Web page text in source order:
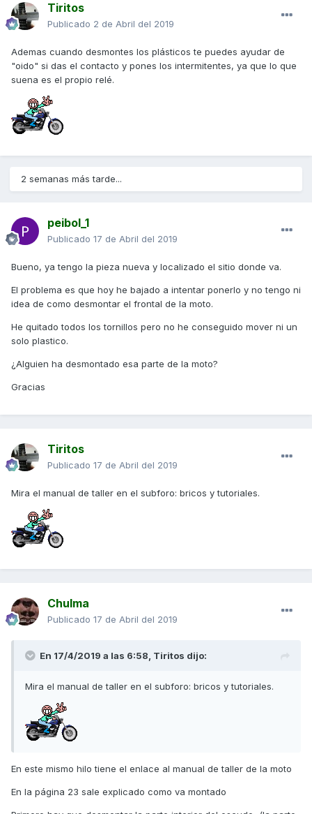
Tiritos
Publicado 2 de Abril del 2019
Ademas cuando desmontes los plásticos te puedes ayudar de
"oido" si das el contacto y pones los intermitentes, ya que lo que
suena es el propio relé.
2 semanas más tarde...
peibol_1
Publicado 17 de Abril del 2019
Bueno, ya tengo la pieza nueva y localizado el sitio donde va.
El problema es que hoy he bajado a intentar ponerlo y no tengo ni
idea de como desmontar el frontal de la moto.
He quitado todos los tornillos pero no he conseguido mover ni un
solo plastico.
¿Alguien ha desmontado esa parte de la moto?
Gracias
Tiritos
Publicado 17 de Abril del 2019
Mira el manual de taller en el subforo: bricos y tutoriales.
Chulma
Publicado 17 de Abril del 2019
En 17/4/2019 a las 6:58, Tiritos dijo:
Mira el manual de taller en el subforo: bricos y tutoriales.
En este mismo hilo tiene el enlace al manual de taller de la moto
En la página 23 sale explicado como va montado